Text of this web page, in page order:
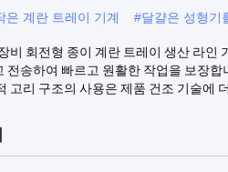
은 계란 트레이 기계 #달걀은 성형기
비 회전형 종이 계란 트레이 생산 라
전송하여 빠르고 원활한 작업을 보장
고리 구조의 사용은 제품 건조 기술에 더